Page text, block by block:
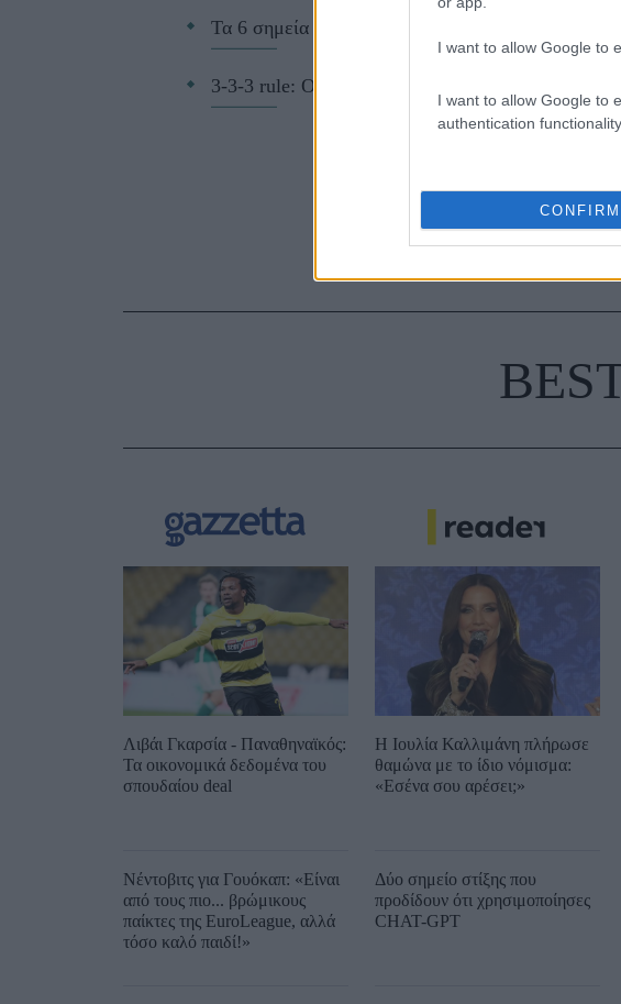
I want to allow Google to
I want to allow Google to
authentication
CONFIRM
Τα 6 σημεία του σπιτιού που δεν χρειάζεται να
3-3-3 rule: Ο κανόνας που θα αλλάξει τον τρόπο
Λιβάι Γκαρσία - Παναθηναϊκός:
Τα οικονομικά δεδομένα του
σπουδαίου deal
Νέντοβιτς για Γουόκαπ: «Είναι
από τους πιο... βρώμικους
παίκτες της EuroLeague, αλλά
τόσο καλό παιδί!»
Η Ιουλία Καλλιμάνη πλήρωσε
θαμώνα με το ίδιο νόμισμα:
«Εσένα σου αρέσει;»
Δύο σημείο στίξης που
προδίδουν ότι χρησιμοποίησες
CHAT-GPT